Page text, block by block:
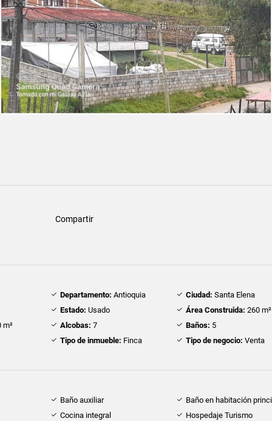
Compartir
Departamento: Antioquia Ciudad: Santa Elena
Estado: Usado Área Construida: 260 m²
m²
Alcobas: 7 Baños: 5
Tipo de inmueble: Finca Tipo de negocio: Venta
Baño auxiliar
Baño en habitación
Cocina integral
Hospedaje Turismo